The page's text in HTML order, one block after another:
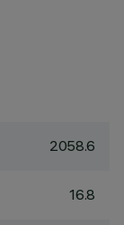
2058.6
16.8